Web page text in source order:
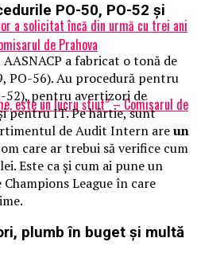
a solicitat încă din urmă cu trei ani
de Prahova
este un lucru ştiut” – Comisarul de
PO-50, PO-52 și
a fabricat o tonă de
PO-56). Au procedură pentru
pentru avertizori de
pentru IT. Pe hârtie, sunt
de Audit Intern areun
care ar trebui să verifice cum
Este ca și cum ai pune un
League în care
plumb în buget și multă